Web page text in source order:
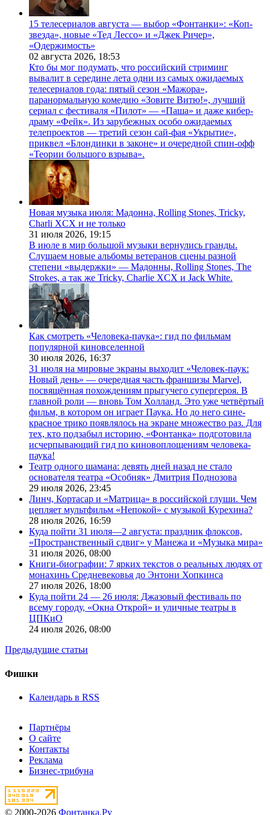
15 телесериалов августа — выбор «Фонтанки»: «Коп-
звезда», новые «Тед Лессо» и «Джек Ричер»,
«Одержимость»
02 августа 2026, 18:53
Кто бы мог подумать, что российский стриминг
вывалит в середине лета одни из самых ожидаемых
телесериалов года: пятый сезон «Мажора»,
паранормальную комедию «Зовите Витю!», лучший
сериал с фестиваля «Пилот» — «Паша» и даже кибер-
драму «Фейк». Из зарубежных особо ожидаемых
телепроектов — третий сезон сай-фая «Укрытие»,
приквел «Блондинки в законе» и очередной спин-офф
«Теории большого взрыва».
Новая музыка июля: Мадонна, Rolling Stones, Tricky,
Charli XCX и не только
31 июля 2026, 19:15
В июле в мир большой музыки вернулись гранды.
Слушаем новые альбомы ветеранов сцены разной
степени «выдержки» — Мадонны, Rolling Stones, The
Strokes, а так же Tricky, Charlie XCX и Jack White.
Как смотреть «Человека-паука»: гид по фильмам
популярной киновселенной
30 июля 2026, 16:37
31 июля на мировые экраны выходит «Человек-паук:
Новый день» — очередная часть франшизы Marvel,
посвящённая похождениям прыгучего супергероя. В
главной роли — вновь Том Холланд. Это уже четвёртый
фильм, в котором он играет Паука. Но до него сине-
красное трико появлялось на экране множество раз. Для
тех, кто подзабыл историю, «Фонтанка» подготовила
исчерпывающий гид по киновоплощениям человека-
паука!
Театр одного шамана: девять дней назад не стало
основателя театра «Особняк» Дмитрия Поднозова
29 июля 2026, 23:45
Линч, Кортасар и «Матрица» в российской глуши. Чем
цепляет мультфильм «Непокой» с музыкой Курехина?
28 июля 2026, 16:59
Куда пойти 31 июля—2 августа: праздник флоксов,
«Пространственный сдвиг» у Манежа и «Музыка мира»
31 июля 2026, 08:00
Книги-биографии: 7 ярких текстов о реальных людях от
монахинь Средневековья до Энтони Хопкинса
27 июля 2026, 18:00
Куда пойти 24 — 26 июля: Джазовый фестиваль по
всему городу, «Окна Открой» и уличные театры в
ЦПКиО
24 июля 2026, 08:00
Предыдущие статьи
Фишки
Календарь в RSS
Партнёры
О сайте
Контакты
Реклама
Бизнес-трибуна
© 2000-2026 Фонтанка.Ру